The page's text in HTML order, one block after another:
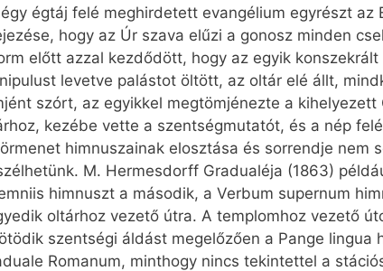
égtáj felé meghirdetett evangélium egyrészt
hogy az Úr szava elűzi a gonosz minden
előtt azzal kezdődött, hogy az egyik
levetve palástot öltött, az oltár elé állt,
szórt, az egyikkel megtömjénezte a
kezébe vette a szentségmutatót, és a nép
himnuszainak elosztása és sorrendje
M. Hermesdorff Gradualéja (1863)
himnuszt a második, a Verbum super­num
oltárhoz vezető útra. A templomhoz vezető
szentségi áldást megelőzően a Pange
Roma­num, minthogy nincs tekintettel a